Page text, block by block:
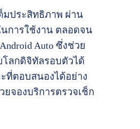
มประสิทธิภาพ ผ่าน
การใช้งาน ตลอดจน
Auto ซึ่งช่วย
ลกดิจิทัลรอบตัวได้
ที่ตอบสนองได้อย่าง
จองบริการตรวจเช็ก